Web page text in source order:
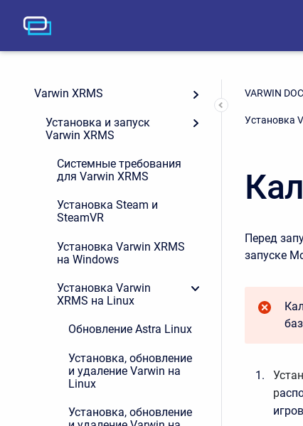
Varwin XRMS
Установка и запуск
Varwin XRMS
Cистемные требования
для Varwin XRMS
Установка Steam и
SteamVR
Установка Varwin XRMS
на Windows
Установка Varwin
XRMS на Linux
Обновление Astra Linux
Установка, обновление
и удаление Varwin на
Linux
Установка, обновление
VARWIN
Установка
Перед
запуске
р